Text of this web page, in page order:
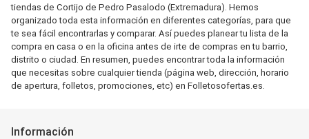
tiendas de Cortijo de Pedro Pasalodo (Extremadura). Hemos
organizado toda esta información en diferentes categorías, para que
te sea fácil encontrarlas y comparar. Así puedes planear tu lista de la
compra en casa o en la oficina antes de irte de compras en tu barrio,
distrito o ciudad. En resumen, puedes encontrar toda la información
que necesitas sobre cualquier tienda (página web, dirección, horario
de apertura, folletos, promociones, etc) en Folletosofertas.es.
Información